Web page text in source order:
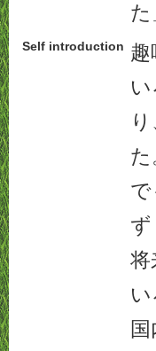
Self introduction 趣
た
将
い